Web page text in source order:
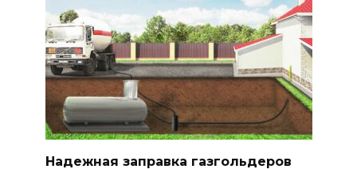
Надежная заправка газгольдеров